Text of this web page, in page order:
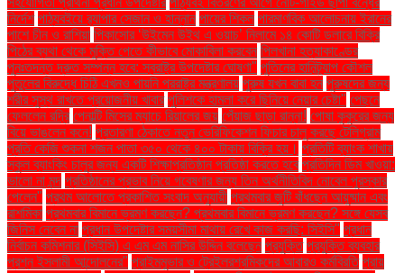
নির্দেশ পাঠ্যবইয়ে র‍্যাপার সেজান ও হান্নান পায়ের শিকল পারমাণবিক আলোচনায় ইরানের
পাশে চীন ও রাশিয়া পিকাসোর ‘উইমেন উইথ এ ওয়াচ’ নিলামে ১৪ কোটি ডলারে বিক্রি
পিঠের ব্যথা থেকে মুক্তি পেতে কীভাবে মোকাবিলা করবেন পিলখানা হত্যাকাণ্ডের
পুনঃতদন্ত দ্রুত সম্পন্ন হবে: স্বরাষ্ট্র উপদেষ্টার ঘোষণা" পুতিনের হানিট্র্যাপ কৌশল
পুতুলের বিরুদ্ধে চিঠি এখনও পায়নি পররাষ্ট্র মন্ত্রণালয় পুরুষ যখন বাবা হন পুরুষদের জন্য
শরীর সুস্থ রাখতে প্রয়োজনীয় খাবার পুলিশকে হামলা করে ছিনিয়ে নেয়ার চেষ্টা" পেছনে
ফেললেন রদ্রি পেনাল্টি মিসের ম্যাচে রিয়ালের জয় পেঁয়াজ ছাড়া রান্না! পোষা কুকুরের জন্য
বিয়ে ভাঙলেন কনে! প্রতারণা ঠেকাতে নতুন ভেরিফিকেশন ফিচার চালু করছে টেলিগ্রাম
প্রতি কেজি শুকনা শজন পাতা ৩৫০ থেকে ৪০০ টাকায় বিক্রি হয়। প্রতিটি ব্যাংক শাখায়
স্কুল ব্যাংকিং চালুর জন্য একটি শিক্ষাপ্রতিষ্ঠান প্রতিষ্ঠা করতে হবে প্রতিদিন ডিম খাওয়া:
ভালো না মন্দ প্রতিষ্ঠানের প্রভাব নিয়ে গবেষণার জন্য তিন অর্থনীতিবিদ নোবেল পুরস্কার
পেলেন" প্রথম আলোতে প্রকাশিত সংবাদ অনুযায়ী প্রথমবার জুটি বাঁধছেন আয়ুষ্মান এবং
রাশমিকা প্রথমবার বিমানে ভ্রমণ করছেন? প্রথমবার বিমানে ভ্রমণ করছেন? সঙ্গে যেসব
জিনিস নেবেন না প্রধান উপদেষ্টার সময়সীমা মাথায় রেখে কাজ করছি: সিইসি" প্রধান
নির্বাচন কমিশনার (সিইসি) এ এম এম নাসির উদ্দিন বলেছেন প্রযুক্তি প্রযুক্তি ব্যবহার
প্রশ্ন ইসলামী আন্দোলনের" প্রাইমমুভার ও ট্রেইলরশ্রমিকদের আবারও কর্মবিরতি প্রায়